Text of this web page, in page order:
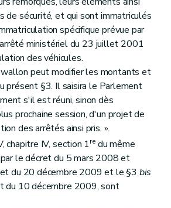
de sécurité, et qui sont immatriculés
spécifique prévue par
ministériel du 23 juillet 2001
des véhicules.
peut modifier les montants et
présent §3. Il saisira le Parlement
s'il est réuni, sinon dès
prochaine session, d'un projet de
des arrêtés ainsi pris. ».
chapitre IV, section 1redu même
le décret du 5 mars 2008 et
du 20 décembre 2009 et le §3 bis
du 10 décembre 2009, sont